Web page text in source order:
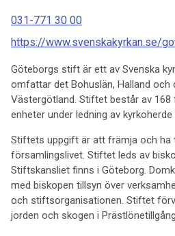
031-771 30 00
https://www.svenskakyrkan.se/
Göteborgs stift är ett av Svenska
omfattar det Bohuslän, Halland och
Västergötland. Stiftet består av
enheter under ledning av
Stiftets uppgift är att främja och ha
församlingslivet. Stiftet leds av
Stiftskansliet finns i Göteborg.
med biskopen tillsyn över
och stiftsorganisationen. Stiftet
jorden och skogen i